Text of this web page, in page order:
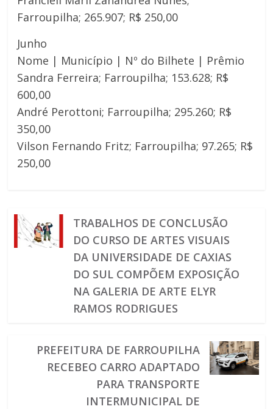
Farroupilha; 265.907; R$ 250,00
Junho
Nome | Município | Nº do Bilhete | Prêmio
Sandra Ferreira; Farroupilha; 153.628; R$
600,00
André Perottoni; Farroupilha; 295.260; R$
350,00
Vilson Fernando Fritz; Farroupilha; 97.265; R$
250,00
TRABALHOS DE CONCLUSÃO
DO CURSO DE ARTES VISUAIS
DA UNIVERSIDADE DE CAXIAS
DO SUL COMPÕEM EXPOSIÇÃO
NA GALERIA DE ARTE ELYR
RAMOS RODRIGUES
PREFEITURA DE FARROUPILHA
RECEBEO CARRO ADAPTADO
PARA TRANSPORTE
INTERMUNICIPAL DE